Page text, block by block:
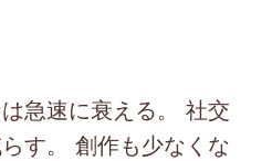
急速に衰える。 社交
す。 創作も少なくな